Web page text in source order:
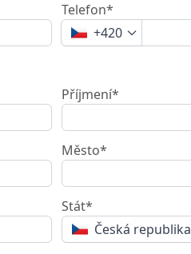
Telefon*
+420
Příjmení*
Město*
Stát*
Česká republika